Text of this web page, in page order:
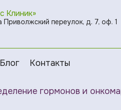
Клиник»
Приволжский переулок, д. 7, оф. 1
Блог Контакты
гормонов и